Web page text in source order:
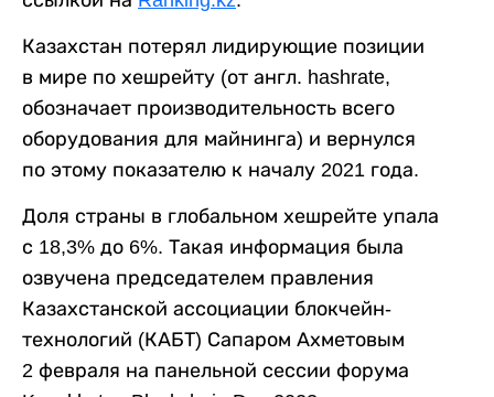
Казахстан потерял лидирующие позиции
в мире по хешрейту (от англ. hashrate,
обозначает производительность всего
оборудования для майнинга) и вернулся
по этому показателю к началу 2021 года.
Доля страны в глобальном хешрейте упала
с 18,3% до 6%. Такая информация была
озвучена председателем правления
Казахстанской ассоциации блокчейн-
технологий (КАБТ) Сапаром Ахметовым
2 февраля на панельной сессии форума